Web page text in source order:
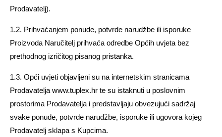
Prodavatelj).
1.2. Prihvaćanjem ponude, potvrde narudžbe ili isporuke
Proizvoda Naručitelj prihvaća odredbe Općih uvjeta bez
prethodnog izričitog pisanog pristanka.
1.3. Opći uvjeti objavljeni su na internetskim stranicama
Prodavatelja www.tuplex.hr te su istaknuti u poslovnim
prostorima Prodavatelja i predstavljaju obvezujući sadržaj
svake ponude, potvrde narudžbe, isporuke ili ugovora kojeg
Prodavatelj sklapa s Kupcima.